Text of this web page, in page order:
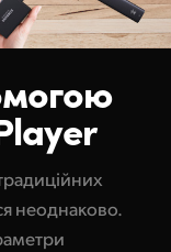
неоднаково.